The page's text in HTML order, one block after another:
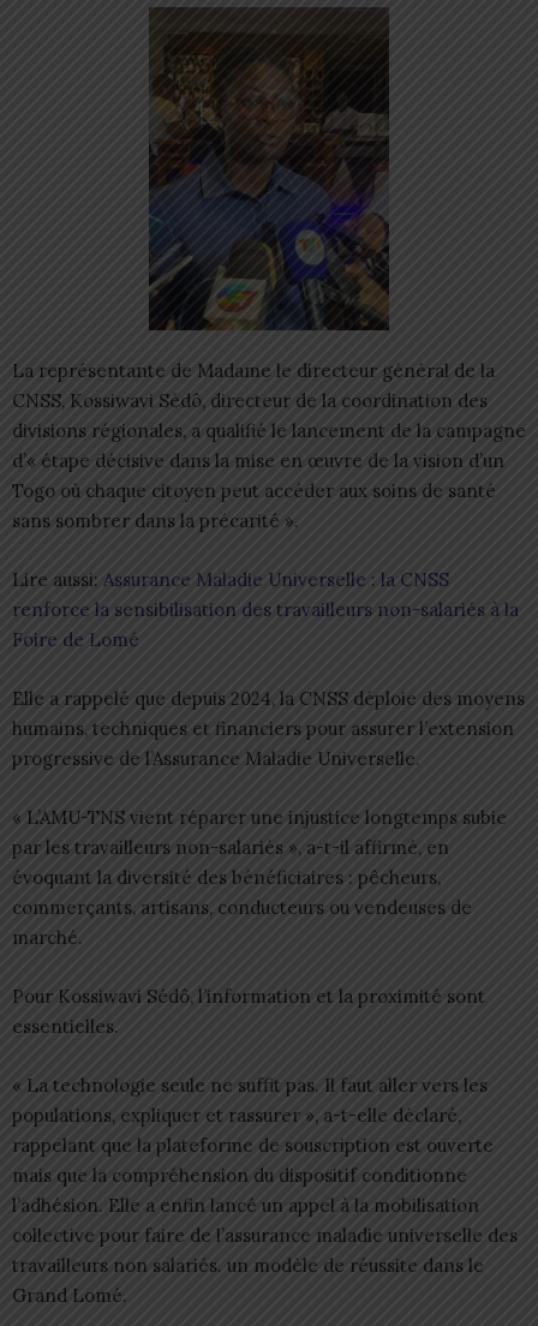
La représentante de Madame le directeur général de la
CNSS, Kossiwavi Sédô, directeur de la coordination des
divisions régionales, a qualifié le lancement de la campagne
d’« étape décisive dans la mise en œuvre de la vision d’un
Togo où chaque citoyen peut accéder aux soins de santé
sans sombrer dans la précarité ».
Lire aussi: Assurance Maladie Universelle : la CNSS
renforce la sensibilisation des travailleurs non-salariés à la
Foire de Lomé
Elle a rappelé que depuis 2024, la CNSS déploie des moyens
humains, techniques et financiers pour assurer l’extension
progressive de l’Assurance Maladie Universelle.
« L’AMU-TNS vient réparer une injustice longtemps subie
par les travailleurs non-salariés », a-t-il affirmé, en
évoquant la diversité des bénéficiaires : pêcheurs,
commerçants, artisans, conducteurs ou vendeuses de
marché.
Pour Kossiwavi Sédô, l’information et la proximité sont
essentielles.
« La technologie seule ne suffit pas. Il faut aller vers les
populations, expliquer et rassurer », a-t-elle déclaré,
rappelant que la plateforme de souscription est ouverte
mais que la compréhension du dispositif conditionne
l’adhésion. Elle a enfin lancé un appel à la mobilisation
collective pour faire de l’assurance maladie universelle des
travailleurs non salariés. un modèle de réussite dans le
Grand Lomé.